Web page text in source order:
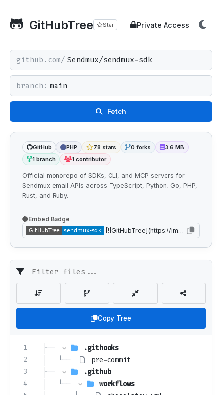
GitHubTree Star Private Access
github.com/
branch:
Fetch
GitHub PHP 78 stars 0 forks
3.6 MB
1 branch
1 contributor
Official monorepo of SDKs, CLI, and MCP servers for
Sendmux email APIs across TypeScript, Python, Go, PHP,
Rust, and Ruby.
Embed Badge
Copy Tree
1
2
3
4
├──
.githooks
│   └──
pre-commit
├──
.github
│   └──
workflows